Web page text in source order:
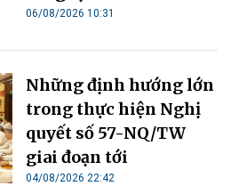
06/08/2026 10:31
Những định hướng lớn
trong thực hiện Nghị
quyết số 57-NQ/TW
giai đoạn tới
04/08/2026 22:42